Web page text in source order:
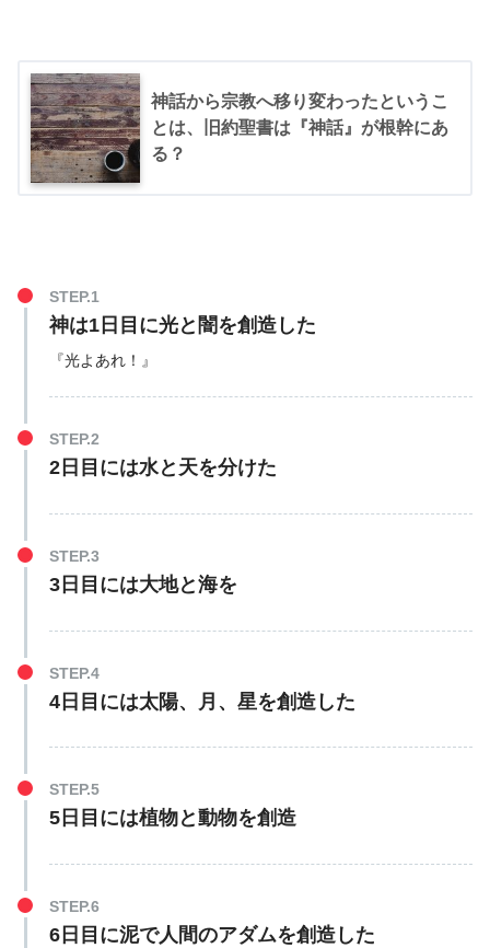
神話から宗教へ移り変わったというこ
とは、旧約聖書は『神話』が根幹にあ
る？
STEP.1
神は1日目に光と闇を創造した
『光よあれ！』
STEP.2
2日目には水と天を分けた
STEP.3
3日目には大地と海を
STEP.4
4日目には太陽、月、星を創造した
STEP.5
5日目には植物と動物を創造
STEP.6
6日目に泥で人間のアダムを創造した